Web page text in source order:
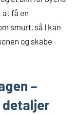
få en
smurt, så I kan
og skabe
–
detaljer